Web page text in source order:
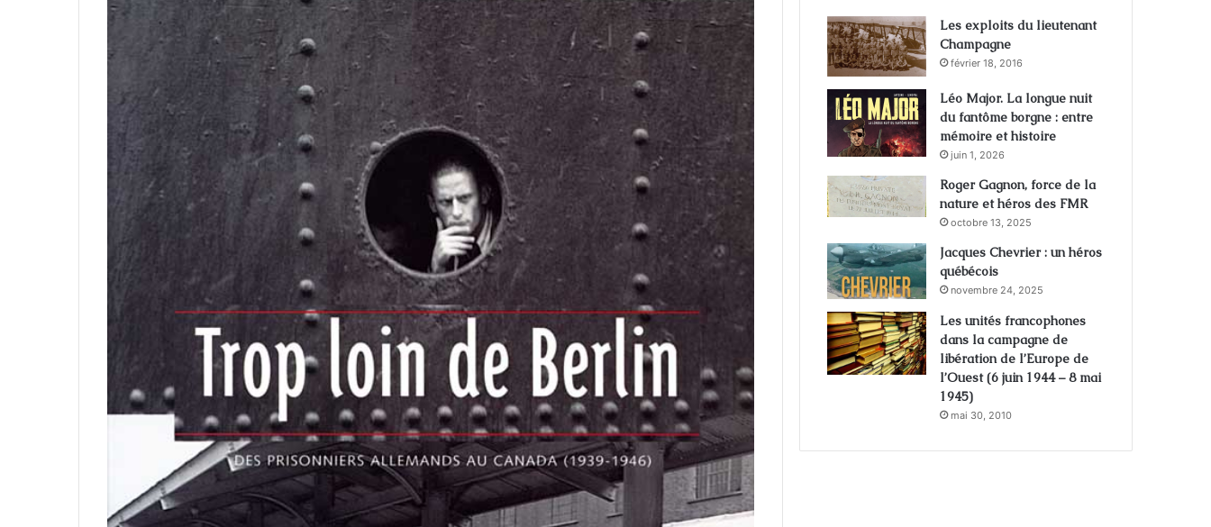
Les exploits du lieutenant
Champagne
février 18, 2016
Léo Major. La longue nuit
du fantôme borgne : entre
mémoire et histoire
juin 1, 2026
Roger Gagnon, force de la
nature et héros des FMR
octobre 13, 2025
Jacques Chevrier : un héros
québécois
novembre 24, 2025
Les unités francophones
dans la campagne de
libération de l’Europe de
l’Ouest (6 juin 1944 – 8 mai
1945)
mai 30, 2010